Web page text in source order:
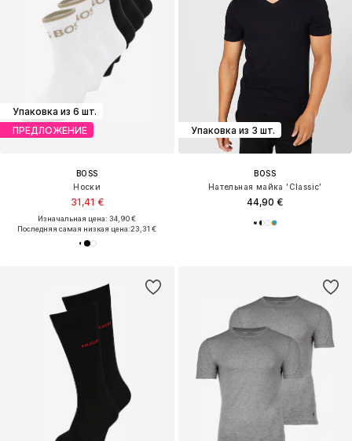
Упаковка из 6 шт.
ПРЕДЛОЖЕНИЕ
BOSS
Носки
31,41 €
Изначальная цена: 34,90 €
Последняя самая низкая цена:23,31 €
Упаковка из 3 шт.
BOSS
Нательная майка 'Classic'
44,90 €